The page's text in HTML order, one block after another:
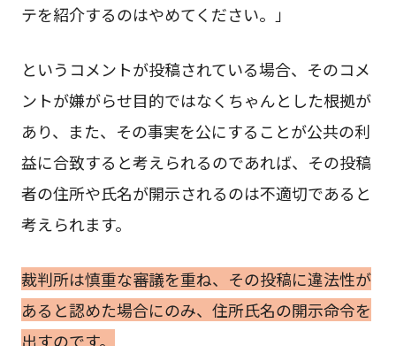
テを紹介するのはやめてください。」
というコメントが投稿されている場合、そのコメ
ントが嫌がらせ目的ではなくちゃんとした根拠が
あり、また、その事実を公にすることが公共の利
益に合致すると考えられるのであれば、その投稿
者の住所や氏名が開示されるのは不適切であると
考えられます。
裁判所は慎重な審議を重ね、その投稿に違法性が
あると認めた場合にのみ、住所氏名の開示命令を
出すのです。